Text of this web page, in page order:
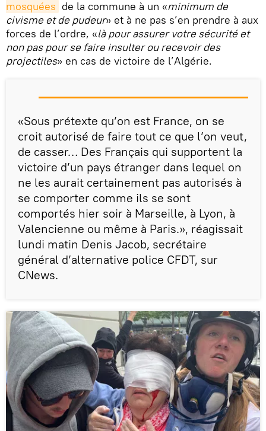
mosquées de la commune à un «minimum de
civisme et de pudeur» et à ne pas s’en prendre à aux
forces de l’ordre, «là pour assurer votre sécurité et
non pas pour se faire insulter ou recevoir des
projectiles» en cas de victoire de l’Algérie.
«Sous prétexte qu’on est France, on se
croit autorisé de faire tout ce que l’on veut,
de casser… Des Français qui supportent la
victoire d’un pays étranger dans lequel on
ne les aurait certainement pas autorisés à
se comporter comme ils se sont
comportés hier soir à Marseille, à Lyon, à
Valencienne ou même à Paris.», réagissait
lundi matin Denis Jacob, secrétaire
général d’alternative police CFDT, sur
CNews.